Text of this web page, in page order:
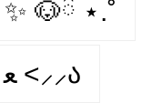
✨ 🐶ྀི ⋆.˚
૮⸝⸝> ﻌ <⸝⸝ა